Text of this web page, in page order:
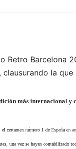
Retro Barcelona
la
más internacional y
certamen número 1 de España
una vez se hayan contabilizado